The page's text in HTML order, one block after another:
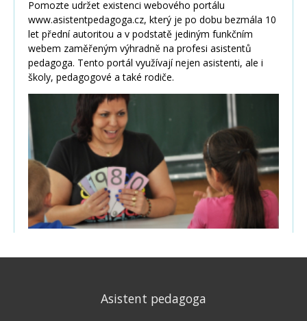
Asistent pedagoga